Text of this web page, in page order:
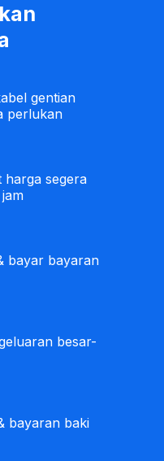
gentian
perlukan
harga segera
bayar bayaran
besar-
bayaran baki